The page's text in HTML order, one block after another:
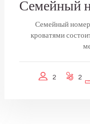
Семейный
кроватями
2 2